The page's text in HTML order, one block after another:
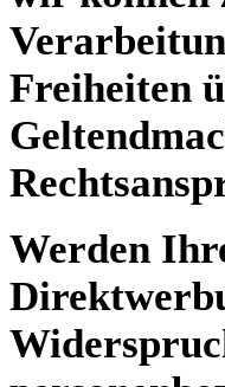
Freiheiten
Werden